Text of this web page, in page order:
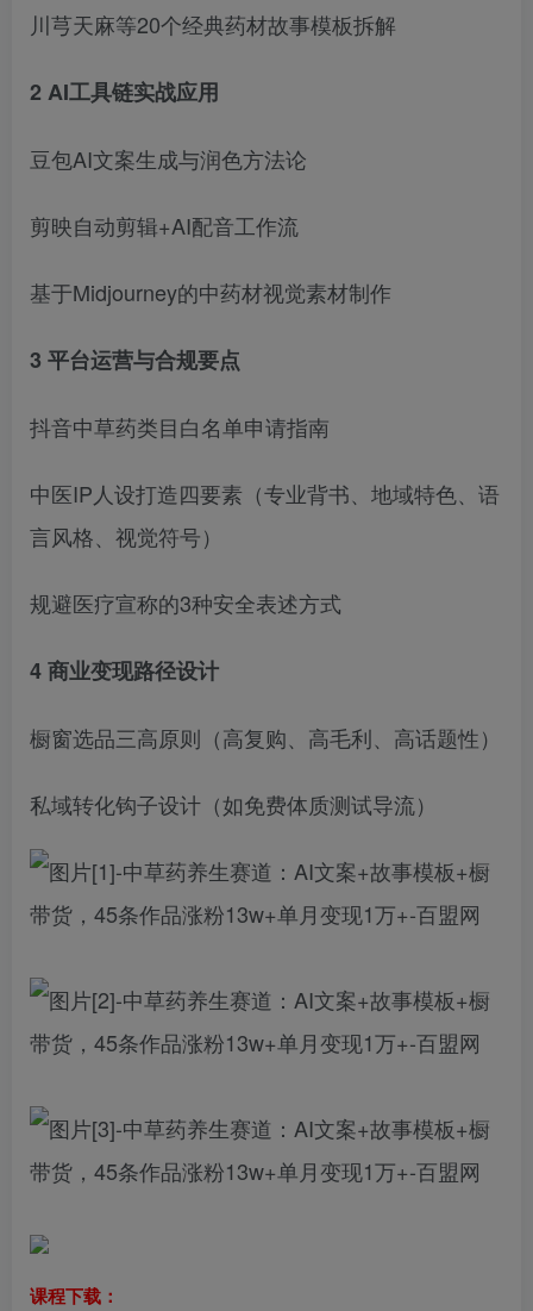
川芎天麻等20个经典药材故事模板拆解
2 AI工具链实战应用
豆包AI文案生成与润色方法论
剪映自动剪辑+AI配音工作流
基于Midjourney的中药材视觉素材制作
3 平台运营与合规要点
抖音中草药类目白名单申请指南
中医IP人设打造四要素（专业背书、地域特色、语
言风格、视觉符号）
规避医疗宣称的3种安全表述方式
4 商业变现路径设计
橱窗选品三高原则（高复购、高毛利、高话题性）
私域转化钩子设计（如免费体质测试导流）
课程下载：